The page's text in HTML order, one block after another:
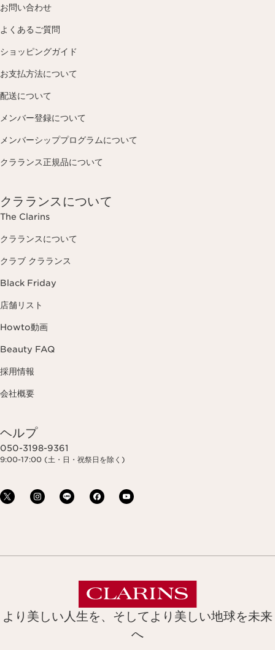
お問い合わせ
よくあるご質問
ショッピングガイド
お支払方法について
配送について
メンバー登録について
メンバーシッププログラムについて
クラランス正規品について
クラランスについて
The Clarins
クラランスについて
クラブ クラランス
Black Friday
店舗リスト
Howto動画
Beauty FAQ
採用情報
会社概要
ヘルプ
050-3198-9361
9:00-17:00 (土・日・祝祭日を除く)
より美しい人生を、そしてより美しい地球を未来
へ